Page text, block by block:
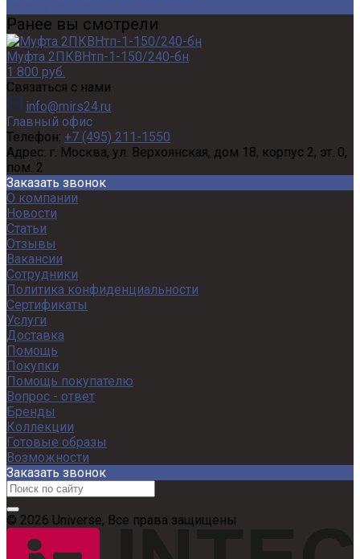
Ранее вы смотрели
Муфта 2ПКВНтп-1-150/240-бн
1 800 руб.
Связаться с нами
info@mirs24.ru
Главный офис
Телефон: +7 (495) 211-1550
Адрес: г. Москва, ул. Верхоянская, дом 18, корпус 2, эт. 0,
пом. 2
Заказать звонок
О компании
Новости
Статьи
Отзывы
Вакансии
Сотрудники
Политика конфиденциальности
Сертификаты
Услуги
Доставка
Помощь
Покупки
Помощь покупателю
Вопрос - ответ
Бренды
Коллекции
Готовые образы
Возможности
Заказать звонок
© 2026 Universe, Все права защищены